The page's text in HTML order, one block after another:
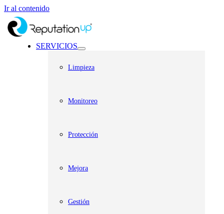
Ir al contenido
SERVICIOS
Limpieza
Monitoreo
Protección
Mejora
Gestión